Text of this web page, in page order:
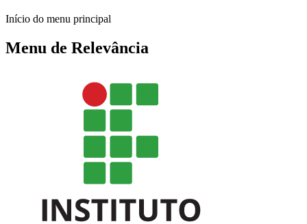
Início do menu principal
Menu de Relevância